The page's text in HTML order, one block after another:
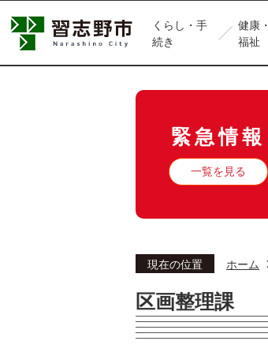
くらし・手
続き
健康・
福祉
緊急情報
一覧を見る
現在の位置 ホーム
区画整理課